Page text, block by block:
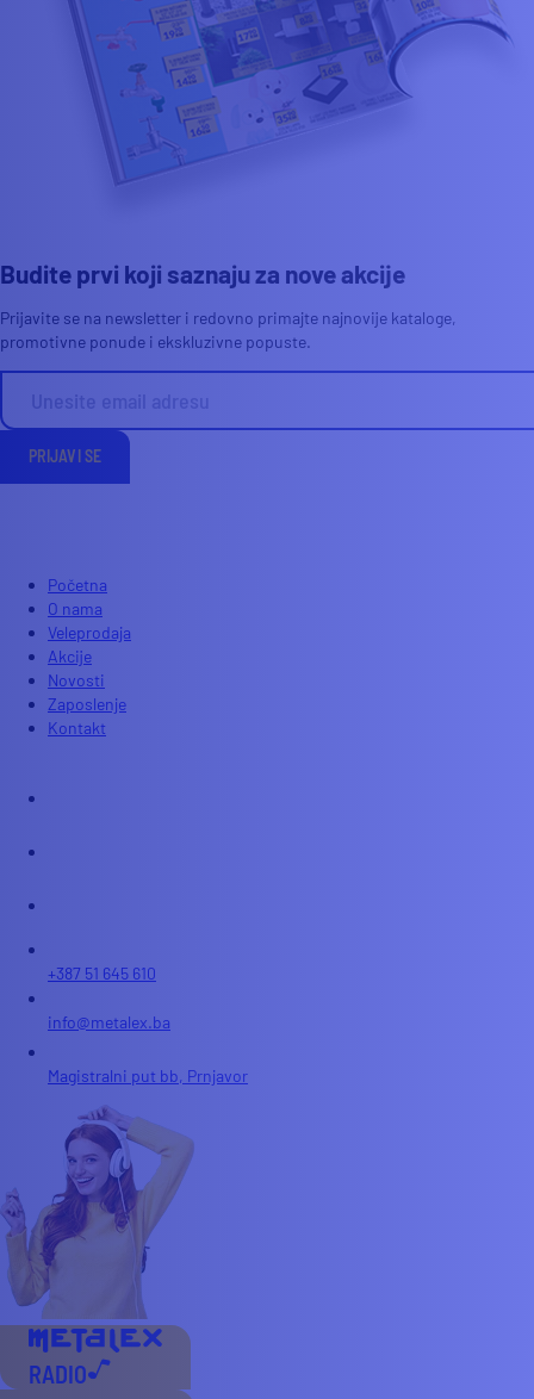
Budite prvi koji saznaju za nove akcije
Prijavite se na newsletter i redovno primajte najnovije kataloge,
promotivne ponude i ekskluzivne popuste.
PRIJAVI SE
Početna
O nama
Veleprodaja
Akcije
Novosti
Zaposlenje
Kontakt
+387 51 645 610
info@metalex.ba
Magistralni put bb, Prnjavor
RADIO